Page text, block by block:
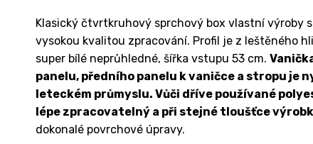
Klasický čtvrtkruhový sprchový box vlastní výroby
vysokou kvalitou zpracování. Profil je z leštěného
super bílé neprůhledné, šířka vstupu 53 cm.
panelu, předního panelu k vaničce a stropu je
leteckém průmyslu. Vůči dříve používané
lépe zpracovatelný a při stejné tloušťce
dokonalé povrchové úpravy.